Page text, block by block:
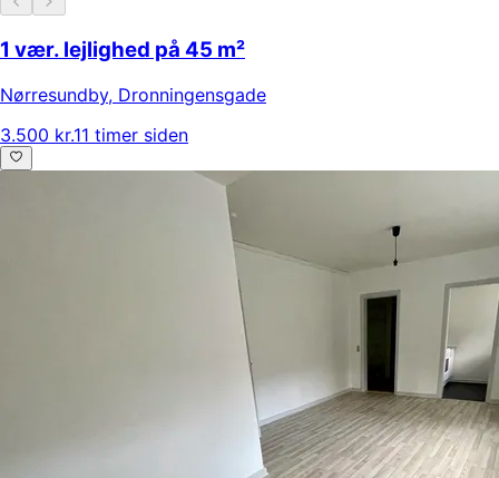
1 vær. lejlighed på 45 m²
Nørresundby, Dronningensgade
3.500 kr.11 timer siden